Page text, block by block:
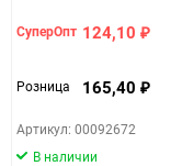
СуперОпт 124,10 ₽
Розница 165,40 ₽
Артикул: 00092672
В наличии